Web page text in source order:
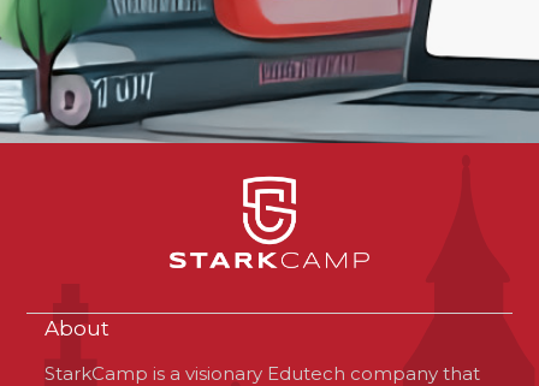
About
StarkCamp is a visionary Edutech company that